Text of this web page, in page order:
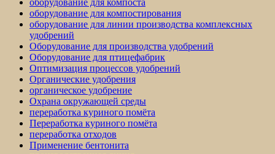
оборудование для компостирования
оборудование для линии производства комплексных
удобрений
Оборудование для производства удобрений
Оборудование для птицефабрик
Оптимизация процессов удобрений
Органические удобрения
органическое удобрение
Охрана окружающей среды
переработка куриного помёта
Переработка куриного помёта
переработка отходов
Применение бентонита